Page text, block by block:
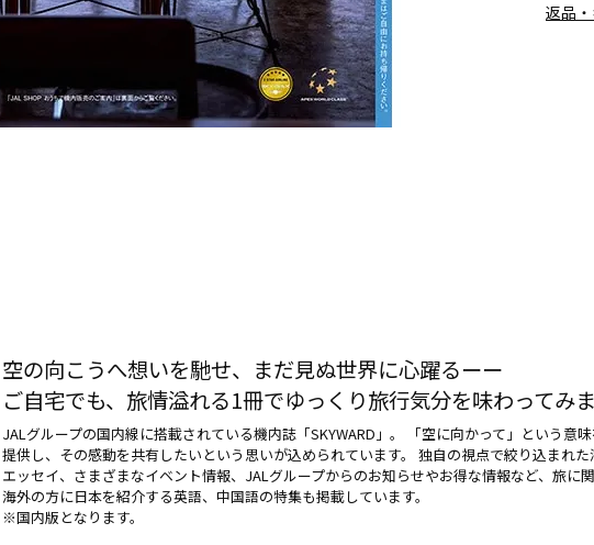
返品
空の向こうへ想いを馳せ、まだ見ぬ世界に心躍るーー
ご自宅でも、旅情溢れる1冊でゆっくり旅行気分を味わってみ
JALグループの国内線に搭載されている機内誌「SKYWARD」。 「空に向かって」という
提供し、その感動を共有したいという思いが込められています。 独自の視点で絞り込まれ
エッセイ、さまざまなイベント情報、JALグループからのお知らせやお得な情報など、旅
海外の方に日本を紹介する英語、中国語の特集も掲載しています。
※国内版となります。